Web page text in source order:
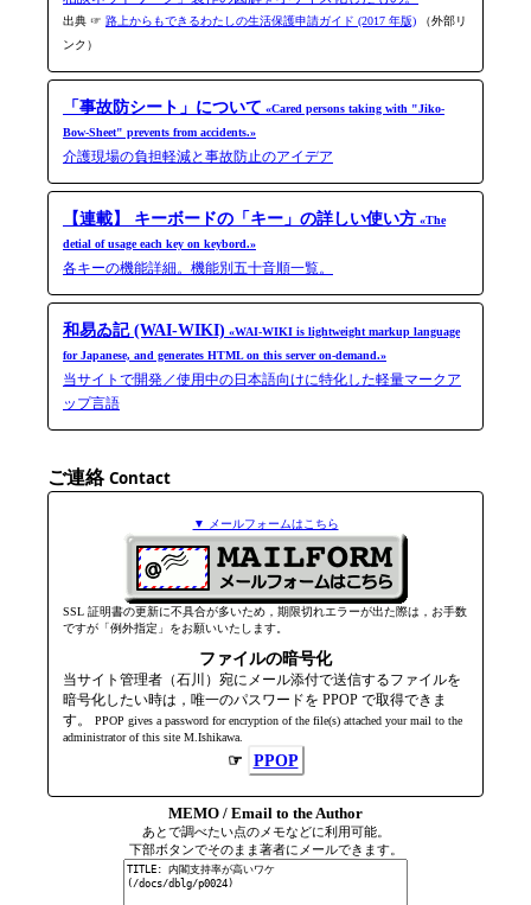
出典 ☞ 路上からもできるわたしの生活保護申請ガイド (2017 年版) （外部リ
ンク）
「事故防シート」について «Cared persons taking with "Jiko-​
Bow-​Sheet" prevents from accidents.»
介護現場の負担軽減と事故防止のアイデア
【連載】 キーボードの「キー」の詳しい使い方 «The
detial of usage each key on keybord.»
各キーの機能詳細。機能別五十音順一覧。
和易ゐ記 (WAI-WIKI) «WAI-WIKI is light­weight markup language
for Japanese, and generates HTML on this server on-​demand.»
当サイトで開発／使用中の日本語向けに特化した軽量マークア
ップ言語
ご連絡Contact
▼ メールフォームはこちら
SSL 証明書の更新に不具合が多いため，期限切れエラーが出た際は，お手数
ですが「例外指定」をお願いいたします。
ファイルの暗号化
当サイト管理者（石川）宛にメール添付で送信するファイルを
暗号化したい時は，唯一のパスワードを PPOP で取得できま
す。
PPOP gives a password for encryption of the file(s) attached your mail to the
admini­strator of this site M.Ishikawa.
☞ PPOP
MEMO / Email to the Author
あとで調べたい点のメモなどに利用可能。
下部ボタンでそのまま著者にメールできます。